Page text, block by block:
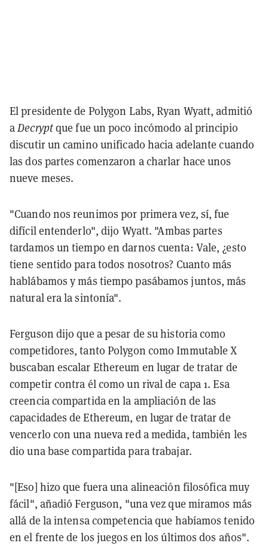
El presidente de Polygon Labs, Ryan Wyatt, admitió
aDecryptque fue un poco incómodo al principio
discutir un camino unificado hacia adelante cuando
las dos partes comenzaron a charlar hace unos
nueve meses.
"Cuando nos reunimos por primera vez, sí, fue
difícil entenderlo", dijo Wyatt. "Ambas partes
tardamos un tiempo en darnos cuenta: Vale, ¿esto
tiene sentido para todos nosotros? Cuanto más
hablábamos y más tiempo pasábamos juntos, más
natural era la sintonía".
Ferguson dijo que a pesar de su historia como
competidores, tanto Polygon como Immutable X
buscaban escalar Ethereum en lugar de tratar de
competir contra él como un rival de capa 1. Esa
creencia compartida en la ampliación de las
capacidades de Ethereum, en lugar de tratar de
vencerlo con una nueva red a medida, también les
dio una base compartida para trabajar.
"[Eso] hizo que fuera una alineación filosófica muy
fácil", añadió Ferguson, "una vez que miramos más
allá de la intensa competencia que habíamos tenido
en el frente de los juegos en los últimos dos años".